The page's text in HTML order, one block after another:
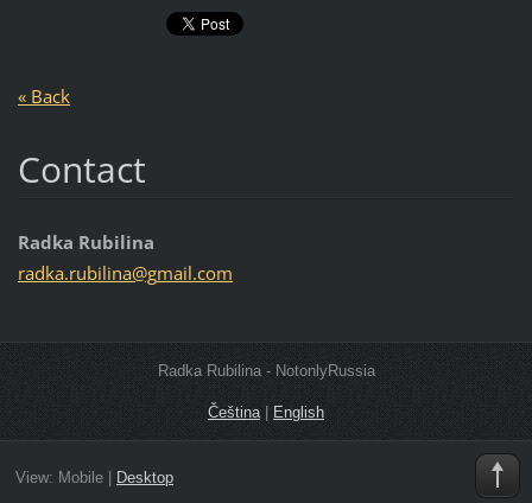
« Back
Contact
Radka Rubilina
radka.rubilina@gmail.com
Radka Rubilina - NotonlyRussia
Čeština | English
View: Mobile| Desktop